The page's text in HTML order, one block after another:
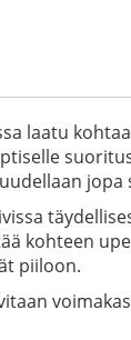
laatu
kohteen
piiloon.